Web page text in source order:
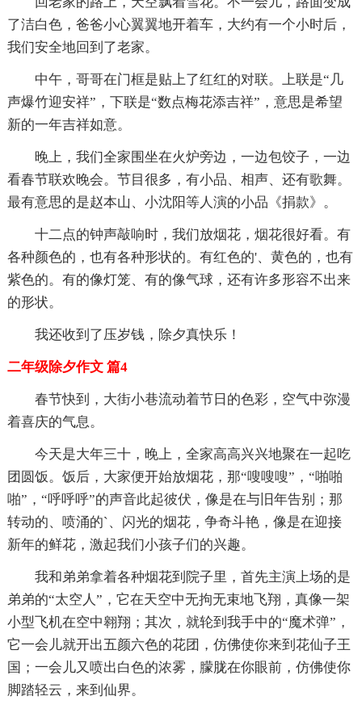
了洁白色，爸爸小心翼翼地开着车，大约有一个小时后，
我们安全地回到了老家。
中午，哥哥在门框是贴上了红红的对联。上联是“几
声爆竹迎安祥”，下联是“数点梅花添吉祥”，意思是希望
新的一年吉祥如意。
晚上，我们全家围坐在火炉旁边，一边包饺子，一边
看春节联欢晚会。节目很多，有小品、相声、还有歌舞。
最有意思的是赵本山、小沈阳等人演的小品《捐款》。
十二点的钟声敲响时，我们放烟花，烟花很好看。有
各种颜色的，也有各种形状的。有红色的'、黄色的，也有
紫色的。有的像灯笼、有的像气球，还有许多形容不出来
的形状。
我还收到了压岁钱，除夕真快乐！
二年级除夕作文 篇4
春节快到，大街小巷流动着节日的色彩，空气中弥漫
着喜庆的气息。
今天是大年三十，晚上，全家高高兴兴地聚在一起吃
团圆饭。饭后，大家便开始放烟花，那“嗖嗖嗖”，“啪啪
啪”，“呼呼呼”的声音此起彼伏，像是在与旧年告别；那
转动的、喷涌的`、闪光的烟花，争奇斗艳，像是在迎接
新年的鲜花，激起我们小孩子们的兴趣。
我和弟弟拿着各种烟花到院子里，首先主演上场的是
弟弟的“太空人”，它在天空中无拘无束地飞翔，真像一架
小型飞机在空中翱翔；其次，就轮到我手中的“魔术弹”，
它一会儿就开出五颜六色的花团，仿佛使你来到花仙子王
国；一会儿又喷出白色的浓雾，朦胧在你眼前，仿佛使你
脚踏轻云，来到仙界。